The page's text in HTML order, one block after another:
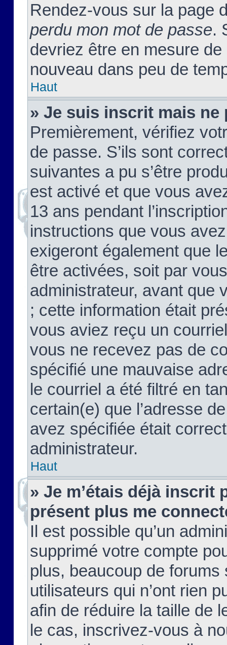
Rendez-vous sur la page
perdu mon mot de passe.
devriez être en mesure
nouveau dans peu de
Haut
» Je suis inscrit mais ne
Premièrement, vérifiez
de passe. S’ils sont
suivantes a pu s’être
est activé et que vous
13 ans pendant
instructions que vous
exigeront également que
être activées, soit par
administrateur, avant que
; cette information était
vous aviez reçu un
vous ne recevez pas de
spécifié une mauvaise
le courriel a été filtré en
certain(e) que l’adresse
avez spécifiée était
administrateur.
Haut
» Je m’étais déjà inscrit
présent plus me
Il est possible qu’un
supprimé votre compte
plus, beaucoup de
utilisateurs qui n’ont rien
afin de réduire la taille de
le cas, inscrivez-vous à